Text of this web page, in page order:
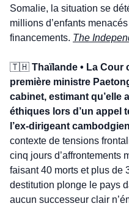
Somalie, la situation se
millions d’enfants
financements. The
🇹🇭 Thaïlande • La
première ministre
cabinet, estimant qu’elle
éthiques lors d’un appel
l’ex-dirigeant
contexte de tensions
cinq jours d’affrontements
faisant 40 morts et plus de
destitution plonge le pays
aucun successeur clair